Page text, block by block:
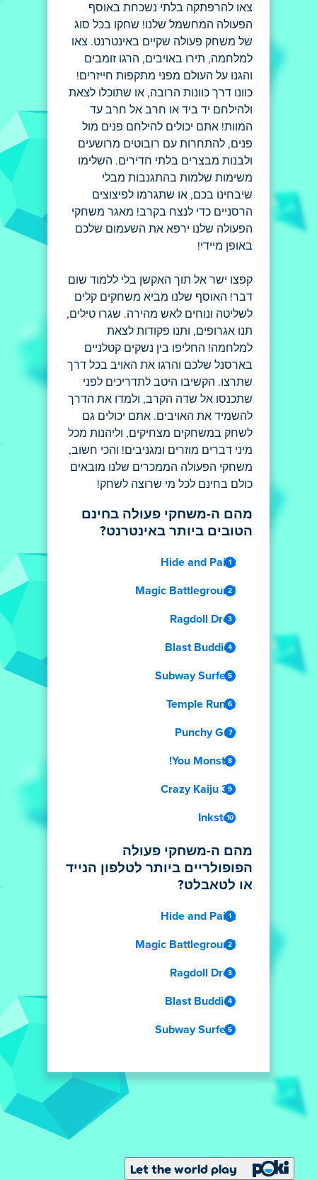
צאו להרפתקה בלתי נשכחת באוסף
הפעולה המחשמל שלנו! שחקו בכל סוג
של משחק פעולה שקיים באינטרנט. צאו
למלחמה, תירו באויבים, הרגו זומבים
והגנו על העולם מפני מתקפות חייזרים!
כוונו דרך כוונות הרובה, או שתוכלו לצאת
ולהילחם יד ביד או חרב אל חרב עד
המוות! אתם יכולים להילחם פנים מול
פנים, להתחרות עם רובוטים מרושעים
ולבנות מבצרים בלתי חדירים. השלימו
משימות שלמות בהתגנבות מבלי
שיבחינו בכם, או שתגרמו לפיצוצים
הרסניים כדי לנצח בקרב! מאגר משחקי
הפעולה שלנו ירפא את השעמום שלכם
באופן מיידי!
קפצו ישר אל תוך האקשן בלי ללמוד שום
דבר! האוסף שלנו מביא משחקים קלים
לשליטה ונוחים לאש מהירה. שגרו טילים,
תנו אגרופים, ותנו פקודות לצאת
למלחמה! החליפו בין נשקים קטלניים
בארסנל שלכם והרגו את האויב בכל דרך
שתרצו. הקשיבו היטב לתדריכים לפני
שתכנסו אל שדה הקרב, ולמדו את הדרך
להשמיד את האויבים. אתם יכולים גם
לשחק במשחקים מצחיקים, וליהנות מכל
מיני דברים מוזרים ומגניבים! והכי חשוב,
משחקי הפעולה הממכרים שלנו מובאים
כולם בחינם לכל מי שרוצה לשחק!
מהם ה-משחקי פעולה בחינם
הטובים ביותר באינטרנט?
Hide and Paint
Magic Battleground
Ragdoll Drop
Blast Buddies
Subway Surfers
Temple Run 2
Punchy Guy
You Monster!
Crazy Kaiju 3D
Inkstep
מהם ה-משחקי פעולה
הפופולריים ביותר לטלפון הנייד
או לטאבלט?
Hide and Paint
Magic Battleground
Ragdoll Drop
Blast Buddies
Subway Surfers
Let the world play